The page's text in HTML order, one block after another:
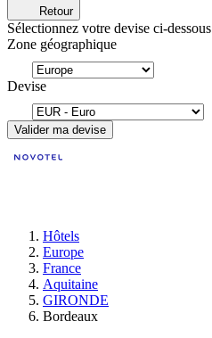
Retour
Sélectionnez votre devise ci-dessous
Zone géographique
Devise
Valider ma devise
Hôtels
Europe
France
Aquitaine
GIRONDE
Bordeaux